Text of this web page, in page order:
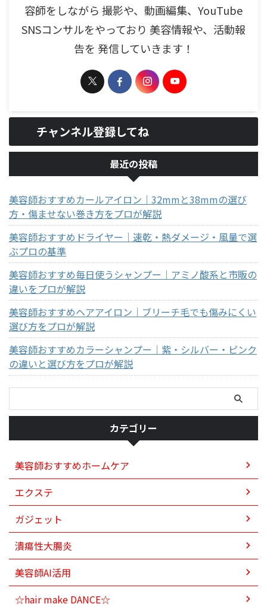
容師をしながら 撮影や、動画編集、YouTube
SNSコンサルをやっており 美容情報や、活動報
告を 発信していきます！
チャンネル登録してね
最近の投稿
美容師おすすめカールアイロン｜32mmと38mmの選び
方・傷ませない巻き方をプロが解説
美容師おすすめドライヤー｜速乾・熱ダメージ・風量で選
ぶプロの基準
美容師おすすめ毎日使うシャンプー｜アミノ酸系と市販の
違いをプロが解説
美容師おすすめヘアアイロン｜ブリーチ毛でも傷みにくい
選び方をプロが解説
美容師おすすめカラーシャンプー｜紫・シルバー・ピンク
の違いと選び方をプロが解説
カテゴリー
美容師おすすめホームケア
エクステ
ガジェット
潰瘍性大腸炎
美容師AI活用
☆hair make DANCE☆